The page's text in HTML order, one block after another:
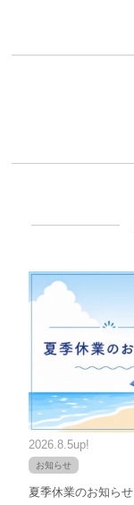
2026.8.5up!
お知らせ
夏季休業のお知らせ